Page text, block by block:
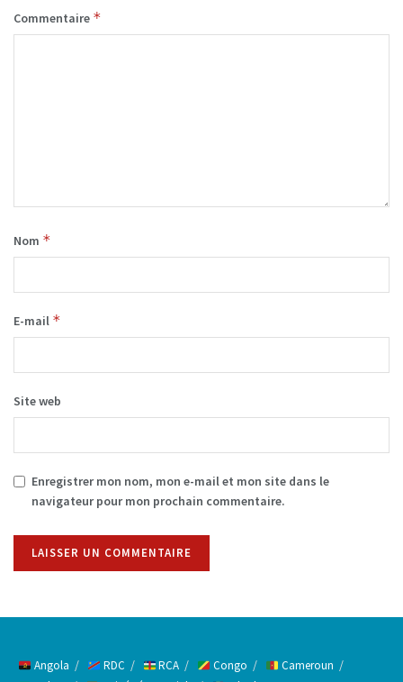
Commentaire *
Nom *
E-mail *
Site web
Enregistrer mon nom, mon e-mail et mon site dans le
navigateur pour mon prochain commentaire.
Angola RDC RCA Congo
Cameroun